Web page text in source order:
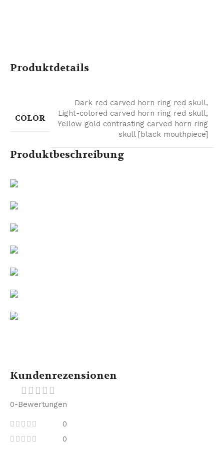
Produktdetails
COLOR
Dark red carved horn ring red skull,
Light-colored carved horn ring red skull,
Yellow gold contrasting carved horn ring
skull [black mouthpiece]
Produktbeschreibung
Kundenrezensionen
0-Bewertungen
0
0